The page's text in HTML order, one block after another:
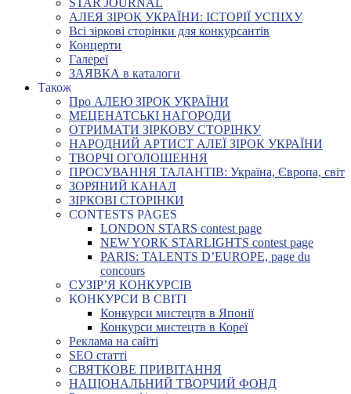
STAR JOURNAL
АЛЕЯ ЗІРОК УКРАЇНИ: ІСТОРІЇ УСПІХУ
Всі зіркові сторінки для конкурсантів
Концерти
Галереї
ЗАЯВКА в каталоги
Також
Про АЛЕЮ ЗІРОК УКРАЇНИ
МЕЦЕНАТСЬКІ НАГОРОДИ
ОТРИМАТИ ЗІРКОВУ СТОРІНКУ
НАРОДНИЙ АРТИСТ АЛЕЇ ЗІРОК УКРАЇНИ
ТВОРЧІ ОГОЛОШЕННЯ
ПРОСУВАННЯ ТАЛАНТІВ: Україна, Європа, світ
ЗОРЯНИЙ КАНАЛ
ЗІРКОВІ СТОРІНКИ
CONTESTS PAGES
LONDON STARS contest page
NEW YORK STARLIGHTS contest page
PARIS: TALENTS D’EUROPE, page du
concours
СУЗІР’Я КОНКУРСІВ
КОНКУРСИ В СВІТІ
Конкурси мистецтв в Японії
Конкурси мистецтв в Кореї
Реклама на сайті
SEO статті
СВЯТКОВЕ ПРИВІТАННЯ
НАЦІОНАЛЬНИЙ ТВОРЧИЙ ФОНД